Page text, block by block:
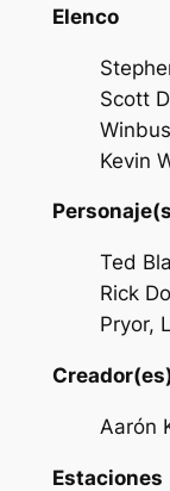
Elenco
Scott
Kevin
Ted
Rick
Pryor,
Aarón
Estaciones